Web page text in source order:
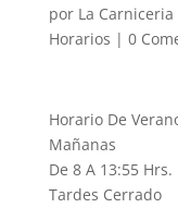
por La Carniceria
Horarios | 0
Horario De
Mañanas
De 8 A 13:55 Hrs.
Tardes Cerrado